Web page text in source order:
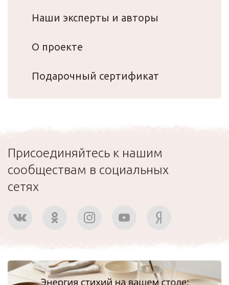
Наши эксперты и авторы
О проекте
Подарочный сертификат
Присоединяйтесь к нашим
сообществам в социальных
сетях